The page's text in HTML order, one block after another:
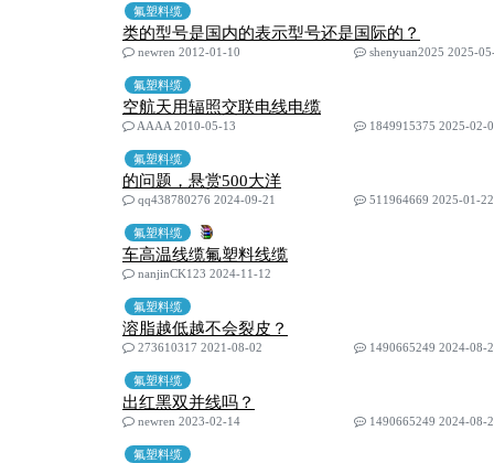
氟塑料缆
类的型号是国内的表示型号还是国际的？
newren 2012-01-10
shenyuan2025 2025-
氟塑料缆
空航天用辐照交联电线电缆
AAAA 2010-05-13
1849915375 2025-02-
氟塑料缆
的问题，悬赏500大洋
qq438780276 2024-09-21
511964669 2025-01-22
氟塑料缆
车高温线缆氟塑料线缆
nanjinCK123 2024-11-12
氟塑料缆
溶脂越低越不会裂皮？
273610317 2021-08-02
1490665249 2024-08-
氟塑料缆
出红黑双并线吗？
newren 2023-02-14
1490665249 2024-08-
氟塑料缆